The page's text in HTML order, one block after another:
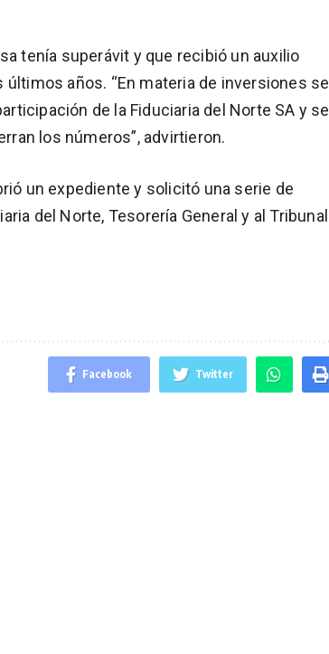
tenía superávit y que recibió un auxilio
años. “En materia de inversiones se
de la Fiduciaria del Norte SA y se
los números”, advirtieron.
un expediente y solicitó una serie de
del Norte, Tesorería General y al Tribunal
Facebook Twitter